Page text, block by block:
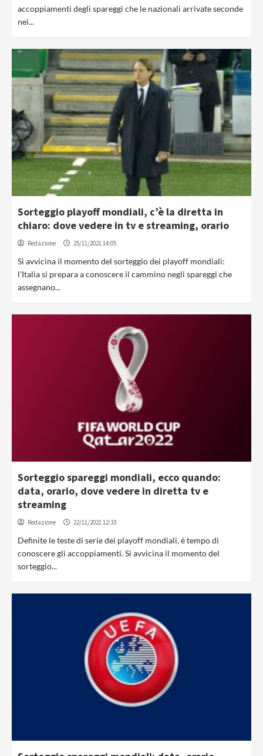
accoppiamenti degli spareggi che le nazionali arrivate seconde
nei...
Sorteggio playoff mondiali, c’è la diretta in
chiaro: dove vedere in tv e streaming, orario
Redazione 25/11/2021 14:05
Si avvicina il momento del sorteggio dei playoff mondiali:
l'Italia si prepara a conoscere il cammino negli spareggi che
assegnano...
Sorteggio spareggi mondiali, ecco quando:
data, orario, dove vedere in diretta tv e
streaming
Redazione 22/11/2021 12:33
Definite le teste di serie dei playoff mondiali, è tempo di
conoscere gli accoppiamenti. Si avvicina il momento del
sorteggio...